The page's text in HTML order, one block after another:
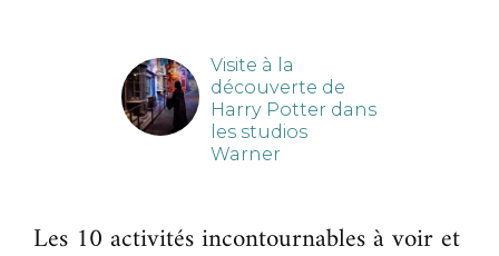
Les 10 activités incontournables à voir et